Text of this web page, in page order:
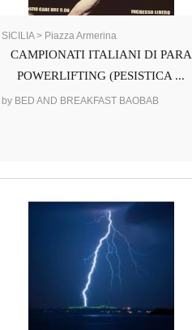
SICILIA > Piazza Armerina
CAMPIONATI ITALIANI DI PARA
POWERLIFTING (PESISTICA ...
by BED AND BREAKFAST BAOBAB